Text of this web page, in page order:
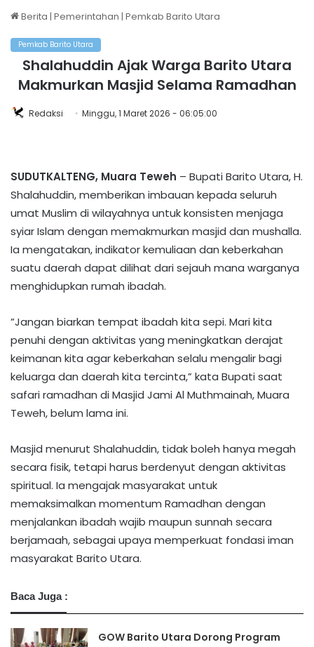
Berita | Pemerintahan | Pemkab Barito Utara
Pemkab Barito Utara
Shalahuddin Ajak Warga Barito Utara
Makmurkan Masjid Selama Ramadhan
Redaksi Minggu, 1 Maret 2026 - 06:05:00
SUDUTKALTENG, Muara Teweh – Bupati Barito Utara, H.
Shalahuddin, memberikan imbauan kepada seluruh
umat Muslim di wilayahnya untuk konsisten menjaga
syiar Islam dengan memakmurkan masjid dan mushalla.
Ia mengatakan, indikator kemuliaan dan keberkahan
suatu daerah dapat dilihat dari sejauh mana warganya
menghidupkan rumah ibadah.
​”Jangan biarkan tempat ibadah kita sepi. Mari kita
penuhi dengan aktivitas yang meningkatkan derajat
keimanan kita agar keberkahan selalu mengalir bagi
keluarga dan daerah kita tercinta,” kata Bupati saat
safari ramadhan di Masjid Jami Al Muthmainah, Muara
Teweh, belum lama ini.
Masjid menurut Shalahuddin, tidak boleh hanya megah
secara fisik, tetapi harus berdenyut dengan aktivitas
spiritual. Ia mengajak masyarakat untuk
memaksimalkan momentum Ramadhan dengan
menjalankan ibadah wajib maupun sunnah secara
berjamaah, sebagai upaya memperkuat fondasi iman
masyarakat Barito Utara.
Baca Juga :
GOW Barito Utara Dorong Program